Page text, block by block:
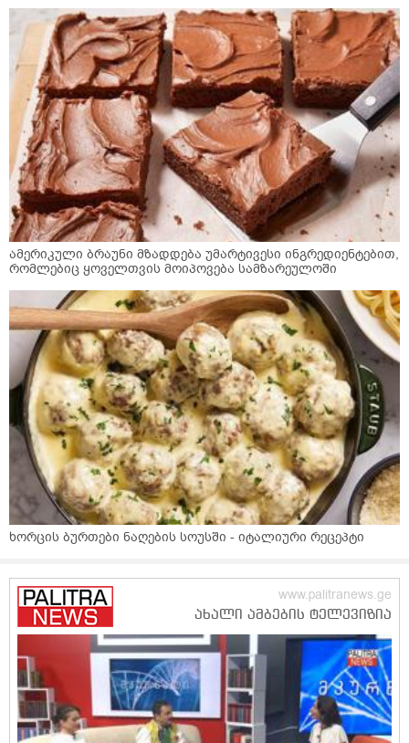
ამერიკული ბრაუნი მზადდება უმარტივესი ინგრედიენტებით,
რომლებიც ყოველთვის მოიპოვება სამზარეულოში
ხორცის ბურთები ნაღების სოუსში - იტალიური რეცეპტი